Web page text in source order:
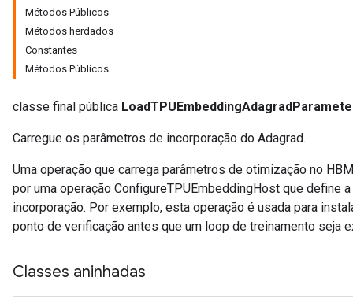
Métodos Públicos
Métodos herdados
Constantes
Métodos Públicos
classe final pública
Carregue os parâmetros de incorporação do Adagrad.
Uma operação que carrega parâmetros de otimização no
por uma operação ConfigureTPUEmbeddingHost que define
incorporação. Por exemplo, esta operação é usada para
ponto de verificação antes que um loop de treinamento seja
Classes aninhadas